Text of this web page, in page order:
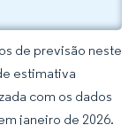
de previsão neste
estimativa
com os dados
janeiro de 2026.